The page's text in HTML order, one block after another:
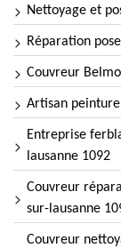
Nettoyage et
Réparation
Couvreur
Artisan
Entreprise
lausanne 1092
Couvreur
sur-lausanne
Couvreur